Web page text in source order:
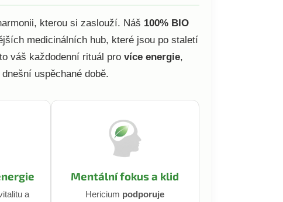
kterou si zaslouží. Náš 100% BIO
medicinálních hub, které jsou po staletí
váš každodenní rituál pro více energie,
uspěchané době.
a
Mentální fokus a klid
Hericium podporuje